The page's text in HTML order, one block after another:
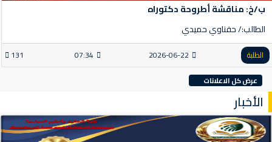
ب/خ: مناقشة أطروحة دكتوراه
الطالب:/ حفناوي حميدي
الطلبة 2026-06-22
07:34
131
عرض كل الاعلانات
الأخبار